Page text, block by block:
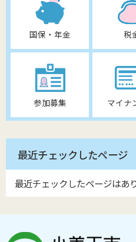
国保・年金 税
参加募集 マイナ
最近チェックしたページ
最近チェックしたページはあ